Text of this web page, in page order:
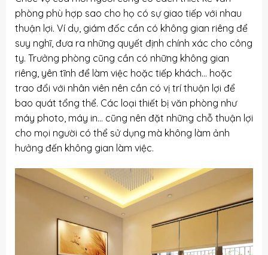
phòng phù hợp sao cho họ có sự giao tiếp với nhau
thuận lợi. Ví dụ, giám đốc cần có không gian riêng để
suy nghĩ, đưa ra những quyết định chính xác cho công
ty. Trưởng phòng cũng cần có những không gian
riêng, yên tĩnh để làm việc hoặc tiếp khách… hoặc
trao đổi với nhân viên nên cần có vị trí thuận lợi để
bao quát tổng thể. Các loại thiết bị văn phòng như
máy photo, máy in… cũng nên đặt những chỗ thuận lợi
cho mọi người có thể sử dụng mà không làm ảnh
hưởng đến không gian làm việc.